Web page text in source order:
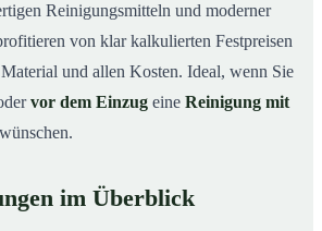
Reinigungsmitteln und moderner
von klar kalkulierten Festpreisen
und allen Kosten. Ideal, wenn Sie
vor dem Einzug eine Reinigung mit
wünschen.
im Überblick